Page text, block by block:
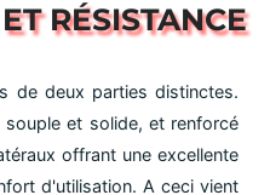
RÉSISTANCE
de deux parties distinctes.
et solide, et renforcé
offrant une excellente
d'utilisation. A ceci vient